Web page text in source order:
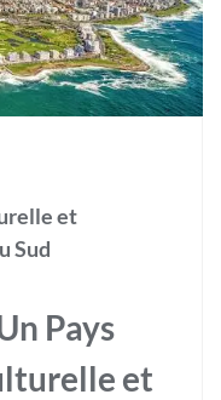
et
Sud
Pays
et